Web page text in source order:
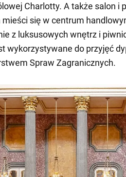
Charlotty. A także salon i
się w centrum
z luksusowych wnętrz i
wykorzystywane do przyjęć
Spraw Zagranicznych.